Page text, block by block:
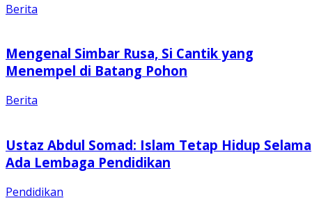
Berita
Mengenal Simbar Rusa, Si Cantik yang
Menempel di Batang Pohon
Berita
Ustaz Abdul Somad: Islam Tetap Hidup Selama
Ada Lembaga Pendidikan
Pendidikan